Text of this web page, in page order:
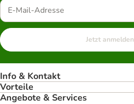
Jetzt anmelden
Info & Kontakt
Vorteile
Angebote & Services